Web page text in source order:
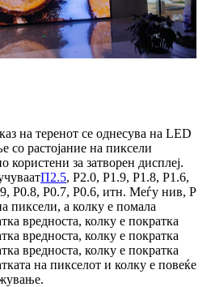
на теренот се однесува на LED
со растојание на пиксели
користени за затворен дисплеј.
П2.5, P2.0, P1.9, P1.8, P1.6,
P0.8, P0.7, P0.6, итн. Меѓу нив, P
пиксели, а колку е помала
вредноста, колку е пократка
вредноста, колку е пократка
вредноста, колку е пократка
на пикселот и колку е повеќе